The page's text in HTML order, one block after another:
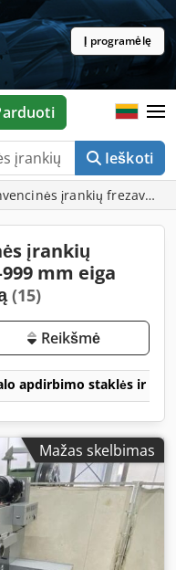
Į programėlę
Ieškoti
įrankių frezavimo
įrankių
mm eiga
(15)
Reikšmė
apdirbimo staklės ir
Mažas skelbimas